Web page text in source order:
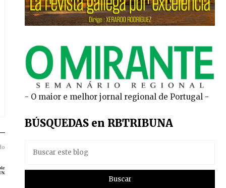
- O maior e melhor jornal regional de Portugal -
BÚSQUEDAS en RBTRIBUNA